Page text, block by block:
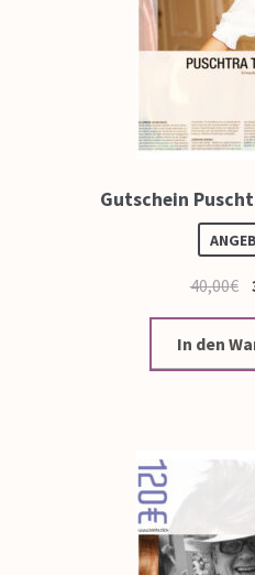
Gutschein
40,00€
In den